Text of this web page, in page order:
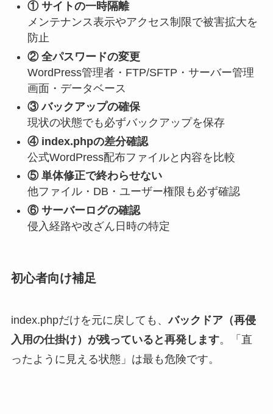
① サイトの一時隔離
メンテナンス表示やアクセス制限で被害拡大を
防止
② 全パスワードの変更
WordPress管理者・FTP/SFTP・サーバー管理
画面・データベース
③ バックアップの確保
現状の状態でも必ずバックアップを保存
④ index.phpの差分確認
公式WordPress配布ファイルと内容を比較
⑤ 単体修正で終わらせない
他ファイル・DB・ユーザー権限も必ず確認
⑥ サーバーログの確認
侵入経路や改ざん日時の特定
初心者向け補足
index.phpだけを元に戻しても、バックドア（再侵
入用の仕掛け）が残っていると再発します。「直
ったように見える状態」は最も危険です。